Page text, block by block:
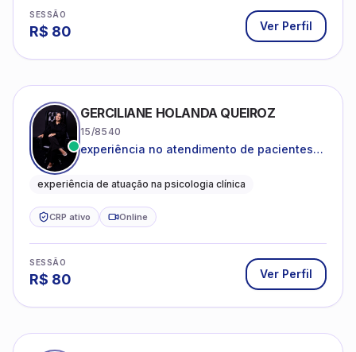
SESSÃO
R$ 80 Ver Perfil
GERCILIANE HOLANDA QUEIROZ
15/8540
experiência no atendimento de pacientes
catastróficos e comportamentos
experiência de atuação na psicologia clínica
CRP ativo Online
SESSÃO
R$ 80 Ver Perfil